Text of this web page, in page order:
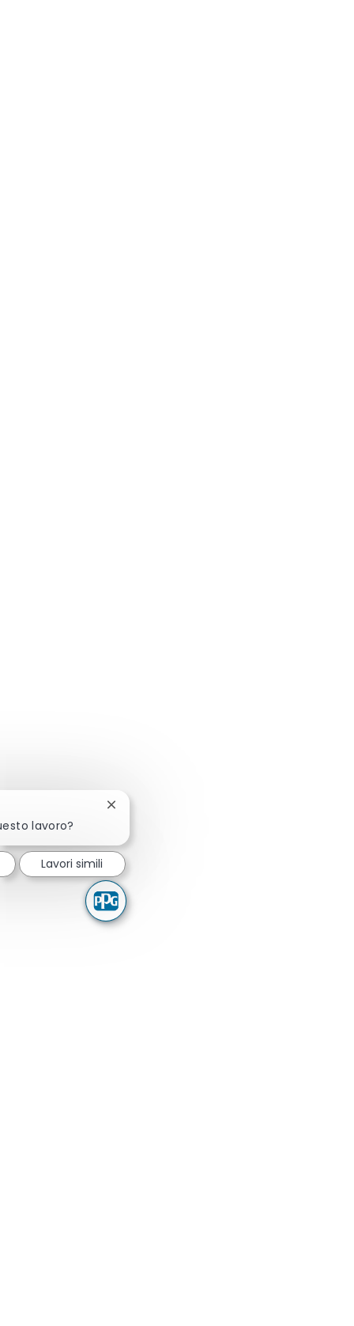
lavoro?
Chiudi la notifica del chatbot
Lavori simili